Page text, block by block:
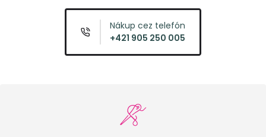
Nákup cez telefón
+421 905 250 005